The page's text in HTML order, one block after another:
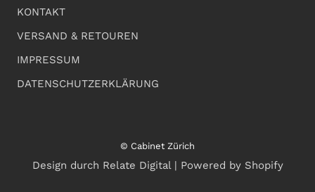
KONTAKT
VERSAND & RETOUREN
IMPRESSUM
DATENSCHUTZERKLÄRUNG
© Cabinet Zürich
Design durch Relate Digital | Powered by Shopify